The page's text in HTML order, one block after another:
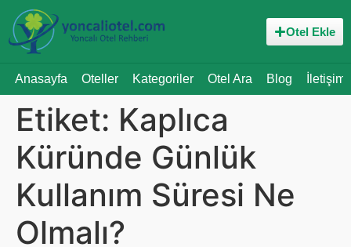
Otel Ekle
Anasayfa Oteller Kategoriler Otel Ara Blog İletişim
Etiket: Kaplıca
Küründe Günlük
Kullanım Süresi Ne
Olmalı?